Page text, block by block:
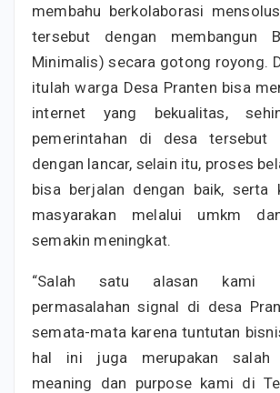
membahu berkolaborasi
tersebut dengan membangun
Minimalis) secara gotong royong.
itulah warga Desa Pranten bisa
internet yang bekualitas,
pemerintahan di desa tersebut
dengan lancar, selain itu, proses
bisa berjalan dengan baik, serta
masyarakan melalui umkm
semakin meningkat.
“Salah satu alasan kami
permasalahan signal di desa
semata-mata karena tuntutan
hal ini juga merupakan salah
meaning dan purpose kami di